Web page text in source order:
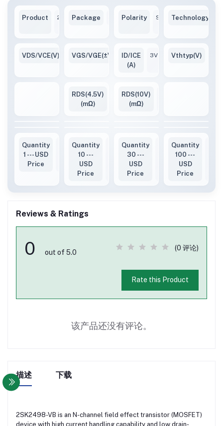
Product
2SK2498-Package TO220FPolarity
Single-Technology
VDS/VCE(V) 60V
VGS/VGE(±V) ±20V
ID/ICE
(A)
3V Vthtyp(V)
RDS(4.5V)
(mΩ)
13(mΩ)
RDS(10V)
(mΩ)
Quantity
1 --- USD
Price
Quantity
10 ---
USD
Price
Quantity
30 ---
USD
Price
Quantity
100 ---
USD
Price
Reviews & Ratings
0 out of 5.0
(0 评论)
Rate this Product
该产品还没有评论。
描述 下载
2SK2498-VB is an N-channel field effect transistor (MOSFET)
device with high current handling capability and low drain-